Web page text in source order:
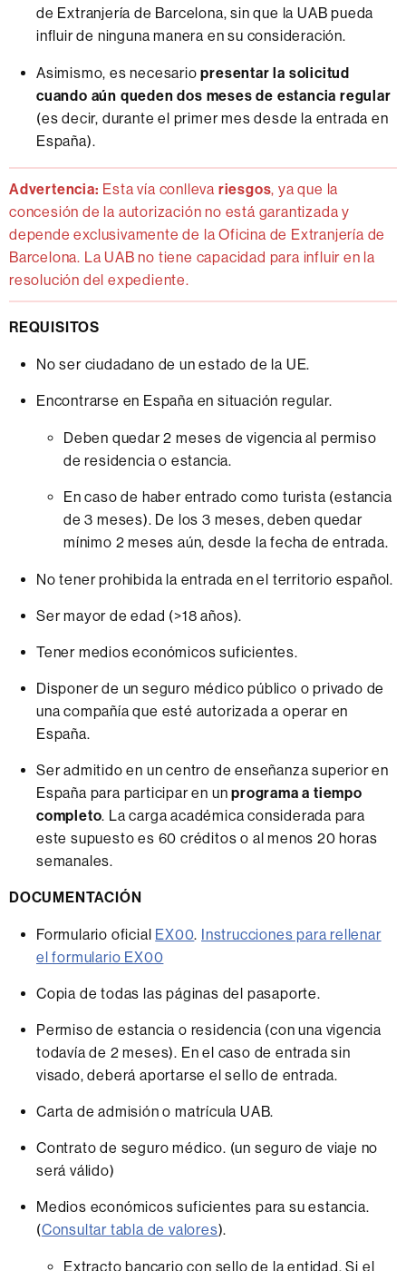
de Extranjería de Barcelona, sin que la UAB pueda
influir de ninguna manera en su consideración.
Asimismo, es necesariopresentar la solicitud
cuando aún queden dos meses de estancia regular
(es decir, durante el primer mes desde la entrada en
España).
Advertencia: Esta vía conlleva riesgos, ya que la
concesión de la autorización no está garantizada y
depende exclusivamente de la Oficina de Extranjería de
Barcelona. La UAB no tiene capacidad para influir en la
resolución del expediente.
REQUISITOS
No ser ciudadano de un estado de la UE.
Encontrarse en España en situación regular.
Deben quedar 2 meses de vigencia al permiso
de residencia o estancia.
En caso de haber entrado como turista (estancia
de 3 meses). De los 3 meses, deben quedar
mínimo 2 meses aún, desde la fecha de entrada.
No tener prohibida la entrada en el territorio español.
Ser mayor de edad (>18 años).
Tener medios económicos suficientes.
Disponer de un seguro médico público o privado de
una compañía que esté autorizada a operar en
España.
Ser admitido en un centro de enseñanza superior en
España para participar en unprograma a tiempo
completo. La carga académica considerada para
este supuesto es 60 créditos o al menos 20 horas
semanales.
DOCUMENTACIÓN
Formulario oficial EX00. Instrucciones para rellenar
el formulario EX00
Copia de todas las páginas del pasaporte.
Permiso de estancia o residencia (con una vigencia
todavía de 2 meses). En el caso de entrada sin
visado, deberá aportarse el sello de entrada.
Carta de admisión o matrícula UAB.
Contrato de seguro médico. (un seguro de viaje no
será válido)
Medios económicos suficientes para su estancia.
(Consultar tabla de valores).
Extracto bancario con sello de la entidad. Si el